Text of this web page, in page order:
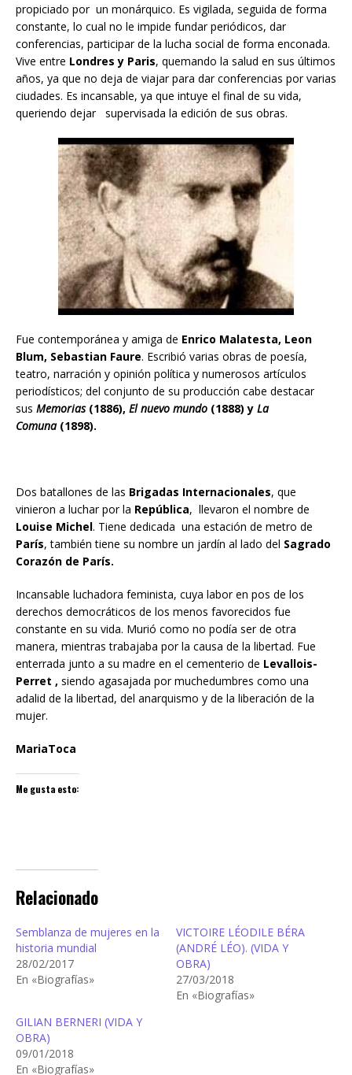
propiciado por un monárquico. Es vigilada, seguida de forma
constante, lo cual no le impide fundar periódicos, dar
conferencias, participar de la lucha social de forma enconada.
Vive entre Londres y Paris, quemando la salud en sus últimos
años, ya que no deja de viajar para dar conferencias por varias
ciudades. Es incansable, ya que intuye el final de su vida,
queriendo dejar supervisada la edición de sus obras.
Fue contemporánea y amiga de Enrico Malatesta, Leon
Blum, Sebastian Faure. Escribió varias obras de poesía,
teatro, narración y opinión política y numerosos artículos
periodísticos; del conjunto de su producción cabe destacar
sus Memorias(1886), El nuevo mundo (1888) y La
Comuna(1898).
Dos batallones de las Brigadas Internacionales, que
vinieron a luchar por la República, llevaron el nombre de
Louise Michel. Tiene dedicada una estación de metro de
París, también tiene su nombre un jardín al lado del Sagrado
Corazón de París.
Incansable luchadora feminista, cuya labor en pos de los
derechos democráticos de los menos favorecidos fue
constante en su vida. Murió como no podía ser de otra
manera, mientras trabajaba por la causa de la libertad. Fue
enterrada junto a su madre en el cementerio de Levallois-
Perret , siendo agasajada por muchedumbres como una
adalid de la libertad, del anarquismo y de la liberación de la
mujer.
MariaToca
Me gusta esto:
Relacionado
Semblanza de mujeres en la
historia mundial
28/02/2017
En «Biografías»
VICTOIRE LÉODILE BÉRA
(ANDRÉ LÉO). (VIDA Y
OBRA)
27/03/2018
En «Biografías»
GILIAN BERNERI (VIDA Y
OBRA)
09/01/2018
En «Biografías»